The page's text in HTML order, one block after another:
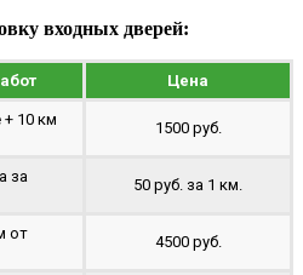
входных дверей:
Цена
10 км
1500 руб.
за
50 руб. за 1 км.
от
4500 руб.